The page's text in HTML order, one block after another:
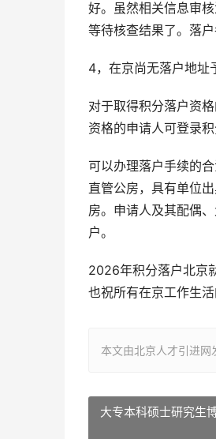
好。虽然相关信息审
等待核查结果了。落
4，在京尚无落户地址
对于取得积分落户资
资格的申请人可登录
可以办理落户手续的
直管公房，具有单位
房。申请人及其配偶
户。
2026年积分落户北京
也祝所有在京工作生活
本文由北京人才引进网
大专本科硕士研究生